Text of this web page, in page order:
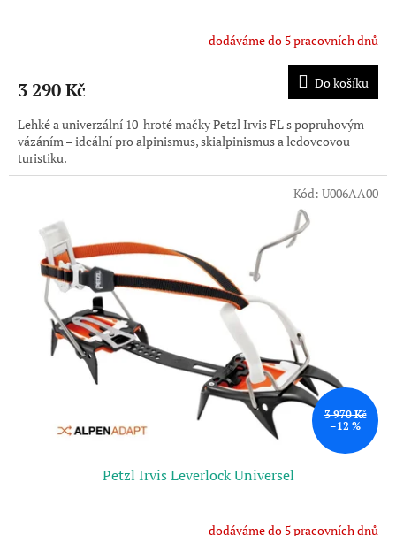
dodáváme do 5 pracovních dnů
3 290 Kč Do košíku
Lehké a univerzální 10-hroté mačky Petzl Irvis FL s popruhovým
vázáním – ideální pro alpinismus, skialpinismus a ledovcovou
turistiku.
3 970 Kč
–12 %
Petzl Irvis Leverlock Universel
dodáváme do 5 pracovních dnů
Kód: U006AA00